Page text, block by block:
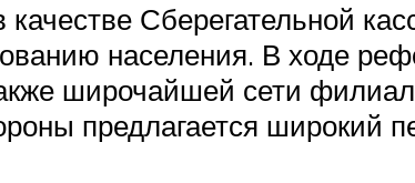
Сберегательной
населения. В ходе
широчайшей сети
предлагается широкий